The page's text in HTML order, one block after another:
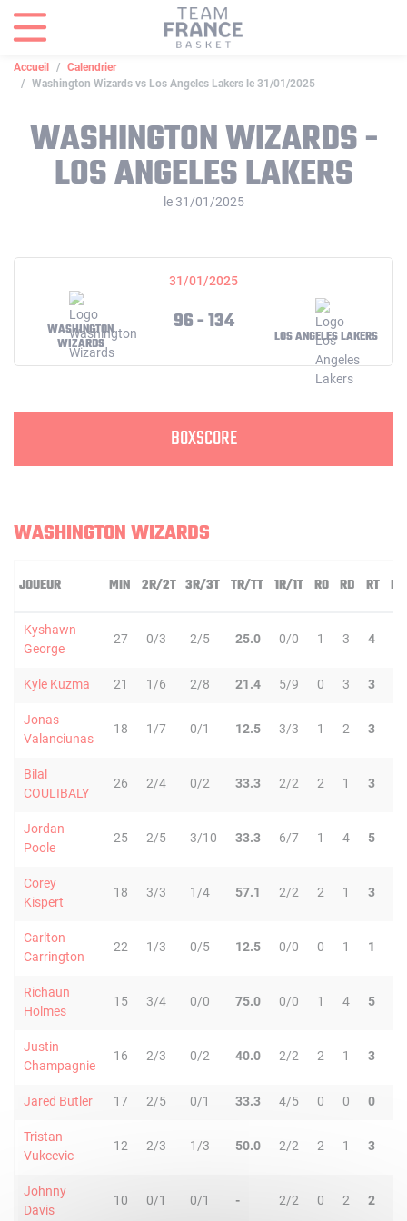
Accueil
Calendrier
Washington Wizards vs Los Angeles Lakers le 31/01/2025
WASHINGTON WIZARDS -
LOS ANGELES LAKERS
le 31/01/2025
31/01/2025
WASHINGTON
WIZARDS
96 - 134
LOS ANGELES LAKERS
BOXSCORE
WASHINGTON WIZARDS
JOUEUR MIN 2R/2T 3R/3T TR/TT 1R/1T RO RD RT PD
Kyshawn
George
27 0/3 2/5 25.0 0/0 1 3 4
Kyle Kuzma 21 1/6 2/8 21.4 5/9 0 3 3
Jonas
Valanciunas
18 1/7 0/1 12.5 3/3 1 2 3
Bilal
COULIBALY
26 2/4 0/2 33.3 2/2 2 1 3
Jordan
Poole
25 2/5 3/10 33.3 6/7 1 4 5
Corey
Kispert
18 3/3 1/4 57.1 2/2 2 1 3
Carlton
Carrington
22 1/3 0/5 12.5 0/0 0 1 1
Richaun
Holmes
15 3/4 0/0 75.0 0/0 1 4 5
Justin
Champagnie
16 2/3 0/2 40.0 2/2 2 1 3
Jared Butler 17 2/5 0/1 33.3 4/5 0 0 0
Tristan
Vukcevic
12 2/3 1/3 50.0 2/2 2 1 3
Johnny
Davis
10 0/1 0/1 - 2/2 0 2 2
Panneau de gestion des cookies